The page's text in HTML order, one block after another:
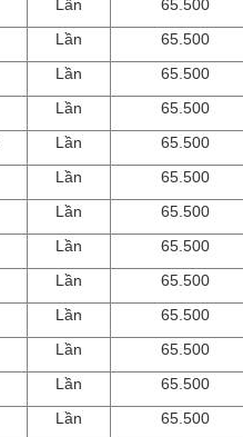
Lần
65.500
Lần
65.500
Lần
65.500
Lần
65.500
Lần
65.500
Lần
65.500
Lần
65.500
Lần
65.500
Lần
65.500
Lần
65.500
Lần
65.500
Lần
65.500
Lần
65.500